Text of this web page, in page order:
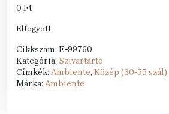
0 Ft
Elfogyott
Cikkszám: E-99760
Kategória: Szivartartó
Címkék: Ambiente, Közép (30-55 szál),
Márka: Ambiente